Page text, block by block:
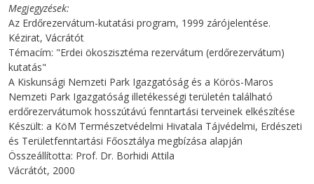
Megjegyzések
Az Erdőrezervátum-kutatási program, 1999 zárójelentése.
Kézirat, Vácrátót
Témacím: "Erdei ökoszisztéma rezervátum (erdőrezervátum)
kutatás"
A Kiskunsági Nemzeti Park Igazgatóság és a Körös-Maros
Nemzeti Park Igazgatóság illetékességi területén található
erdőrezervátumok hosszútávú fenntartási terveinek elkészítése
Készült: a KöM Természetvédelmi Hivatala Tájvédelmi, Erdészeti
és Területfenntartási Főosztálya megbízása alapján
Összeállította: Prof. Dr. Borhidi Attila
Vácrátót, 2000